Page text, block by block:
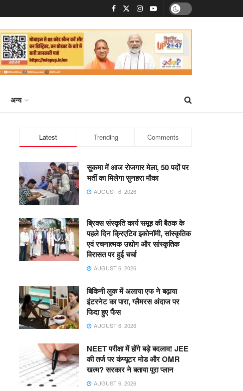
अन्य
Latest Trending Comments
सुकमा में आज रोजगार मेला, 50 पदों पर
भर्ती का मिलेगा सुनहरा मौका
AUGUST 6, 2026
ब्रिक्स संस्कृति कार्य समूह की बैठक के
पहले दिन क्रिएटिव इकोनॉमी, सांस्कृतिक
एवं रचनात्मक उद्योग और सांस्कृतिक
विरासत पर हुई चर्चा
AUGUST 6, 2026
बिकिनी लुक में अलाया एफ ने बढ़ाया
इंटरनेट का पारा, ग्लैमरस अंदाज पर
फिदा हुए फैंस
AUGUST 6, 2026
NEET परीक्षा में होंगे बड़े बदलाव! JEE
की तर्ज पर कंप्यूटर मोड और OMR
खत्म? सरकार ने बताया पूरा प्लान
AUGUST 6, 2026